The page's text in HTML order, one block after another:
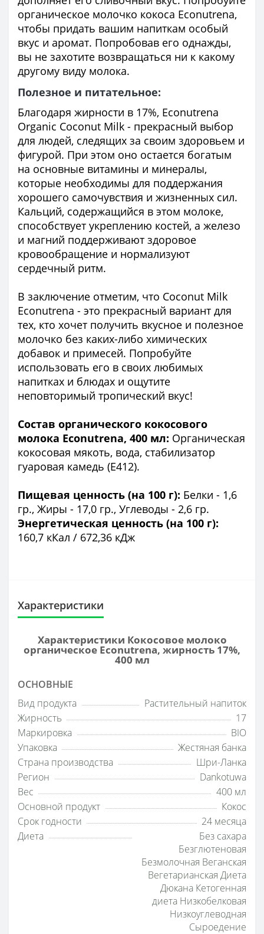
органическое молочко кокоса Econutrena,
чтобы придать вашим напиткам особый
вкус и аромат. Попробовав его однажды,
вы не захотите возвращаться ни к какому
другому виду молока.
Полезное и питательное:
Благодаря жирности в 17%, Econutrena
Organic Coconut Milk - прекрасный выбор
для людей, следящих за своим здоровьем и
фигурой. При этом оно остается богатым
на основные витамины и минералы,
которые необходимы для поддержания
хорошего самочувствия и жизненных сил.
Кальций, содержащийся в этом молоке,
способствует укреплению костей, а железо
и магний поддерживают здоровое
кровообращение и нормализуют
сердечный ритм.
В заключение отметим, что Coconut Milk
Econutrena - это прекрасный вариант для
тех, кто хочет получить вкусное и полезное
молочко без каких-либо химических
добавок и примесей. Попробуйте
использовать его в своих любимых
напитках и блюдах и ощутите
неповторимый тропический вкус!
Состав органического кокосового
молока Econutrena, 400 мл: Органическая
кокосовая мякоть, вода, стабилизатор
гуаровая камедь (Е412).
Пищевая ценность (на 100 г): Белки - 1,6
гр., Жиры - 17,0 гр., Углеводы - 2,6 гр.
Энергетическая ценность (на 100 г):
160,7 кКал / 672,36 кДж
Характеристики
Характеристики Кокосовое молоко
органическое Econutrena, жирность 17%,
400 мл
ОСНОВНЫЕ
Вид продукта
Растительный напиток
Жирность
17
Маркировка
BIO
Упаковка
Жестяная банка
Страна производства
Шри-Ланка
Регион
Dankotuwa
Вес
400 мл
Основной продукт
Кокос
Срок годности
24 месяца
Диета
Без сахара
Безглютеновая
Безмолочная Веганская
Вегетарианская Диета
Дюкана Кетогенная
диета Низкобелковая
Низкоуглеводная
Сыроедение